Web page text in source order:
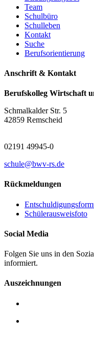
Team
Schulbüro
Schulleben
Kontakt
Suche
Berufsorientierung
Anschrift & Kontakt
Berufskolleg Wirtschaft
Schmalkalder Str. 5
42859 Remscheid
02191 49945-0
schule@bwv-rs.de
Rückmeldungen
Schülerausweisfoto
Social Media
Folgen Sie uns in den
informiert.
Auszeichnungen